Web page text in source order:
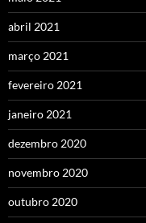
abril 2021
março 2021
fevereiro 2021
janeiro 2021
dezembro 2020
novembro 2020
outubro 2020